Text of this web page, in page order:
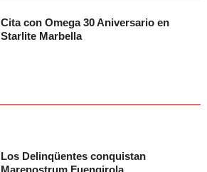
Cita con Omega 30 Aniversario en
Starlite Marbella
Los Delinqüentes conquistan
Marenostrum Fuengirola